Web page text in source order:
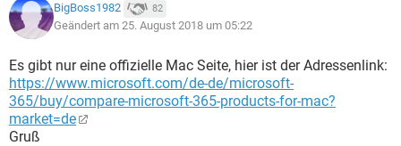
BigBoss1982 82
Geändert am 25. August 2018 um 05:22
Es gibt nur eine offizielle Mac Seite, hier ist der Adressenlink:
https://www.microsoft.com/de-de/microsoft-
365/buy/compare-microsoft-365-products-for-mac?
market=de
Gruß